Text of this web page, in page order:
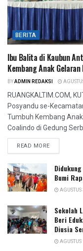
BERITA
Ibu Balita di Kaubun
Kembang Anak
BYADMIN REDAKSI
RUANGKALTIM.COM,
Posyandu se-
Tumbuh Kembang
Coalindo di Gedung
READ MORE
Bumi
Sekolah
Beri
Diusia